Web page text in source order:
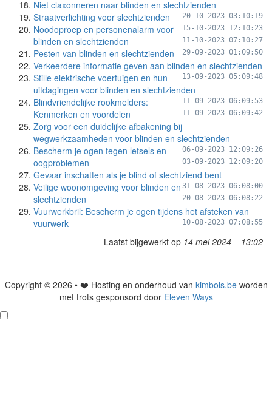
Niet claxonneren naar blinden en slechtzienden
20-10-2023 03:10:19
Straatverlichting voor slechtzienden
15-10-2023 12:10:23
Noodoproep en personenalarm voor
blinden en slechtzienden
11-10-2023 07:10:27
Pesten van blinden en slechtzienden 29-09-2023 01:09:50
Verkeerdere informatie geven aan blinden en slechtzienden
13-09-2023 05:09:48
Stille elektrische voertuigen en hun
uitdagingen voor blinden en slechtzienden
11-09-2023 06:09:53
Blindvriendelijke rookmelders:
Kenmerken en voordelen
11-09-2023 06:09:42
Zorg voor een duidelijke afbakening bij
wegwerkzaamheden voor blinden en slechtzienden
06-09-2023 12:09:26
Bescherm je ogen tegen letsels en
oogproblemen
03-09-2023 12:09:20
Gevaar inschatten als je blind of slechtziend bent
31-08-2023 06:08:00
Veilige woonomgeving voor blinden en
slechtzienden
20-08-2023 06:08:22
Vuurwerkbril: Bescherm je ogen tijdens het afsteken van
vuurwerk
10-08-2023 07:08:55
Laatst bijgewerkt op 14 mei 2024 – 13:02
Copyright © 2026 • ❤️ Hosting en onderhoud van kimbols.beworden
met trots gesponsord door Eleven Ways